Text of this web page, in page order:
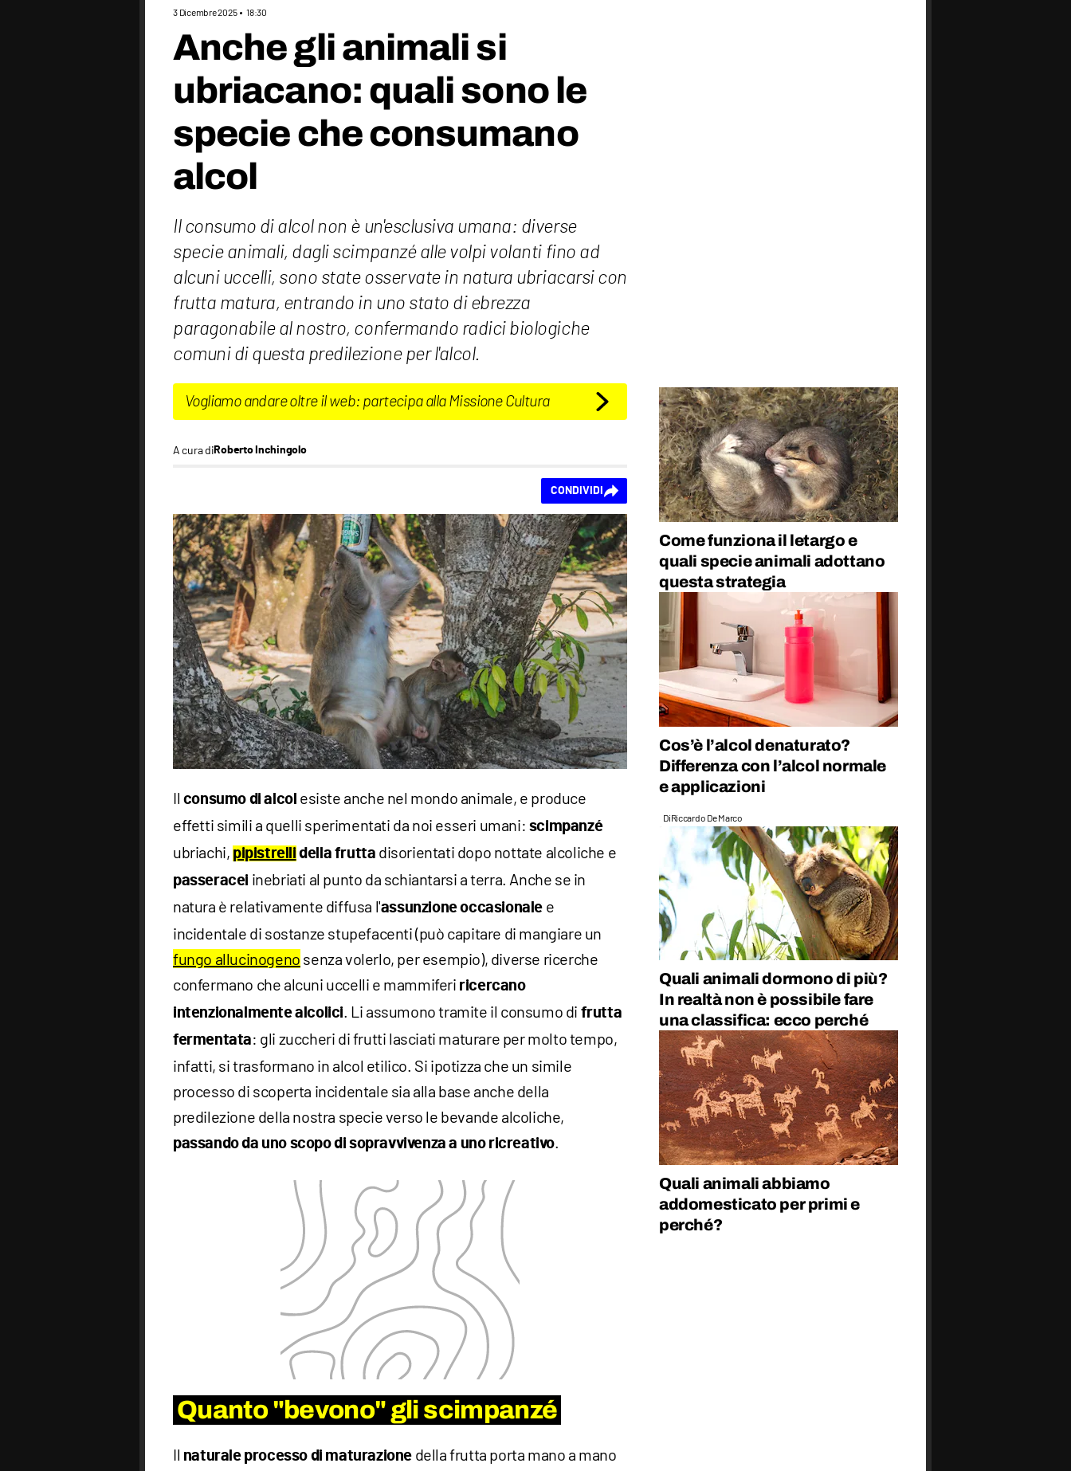
3 Dicembre 2025 18:30
Anche gli animali si
ubriacano: quali sono le
specie che consumano
alcol
Il consumo di alcol non è un'esclusiva umana: diverse
specie animali, dagli scimpanzé alle volpi volanti fino ad
alcuni uccelli, sono state osservate in natura ubriacarsi con
frutta matura, entrando in uno stato di ebrezza
paragonabile al nostro, confermando radici biologiche
comuni di questa predilezione per l'alcol.
Vogliamo andare oltre il web: partecipa alla Missione Cultura
A cura diRoberto Inchingolo
CONDIVIDI
Il consumo di alcol esiste anche nel mondo animale, e produce
effetti simili a quelli sperimentati da noi esseri umani: scimpanzé
ubriachi, pipistrelli della frutta disorientati dopo nottate alcoliche e
passeracei inebriati al punto da schiantarsi a terra. Anche se in
natura è relativamente diffusa l'assunzione occasionale e
incidentale di sostanze stupefacenti (può capitare di mangiare un
fungo allucinogeno senza volerlo, per esempio), diverse ricerche
confermano che alcuni uccelli e mammiferi ricercano
intenzionalmentealcolici. Li assumono tramite il consumo di frutta
fermentata: gli zuccheri di frutti lasciati maturare per molto tempo,
infatti, si trasformano in alcol etilico. Si ipotizza che un simile
processo di scoperta incidentale sia alla base anche della
predilezione della nostra specie verso le bevande alcoliche,
passando da uno scopo di sopravvivenza a uno ricreativo.
Quanto "bevono" gli scimpanzé
Il naturale processo di maturazione della frutta porta mano a mano
Come funziona il letargo e
quali specie animali adottano
questa strategia
Cos’è l’alcol denaturato?
Differenza con l’alcol normale
e applicazioni
DiRiccardo De Marco
Quali animali dormono di più?
In realtà non è possibile fare
una classifica: ecco perché
Quali animali abbiamo
addomesticato per primi e
perché?